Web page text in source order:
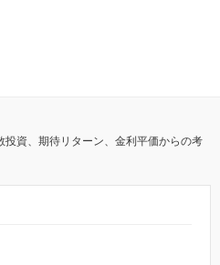
資、期待リターン、金利平価からの考